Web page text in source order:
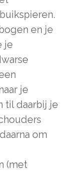
en je
je
je
til daarbij je
om
(met